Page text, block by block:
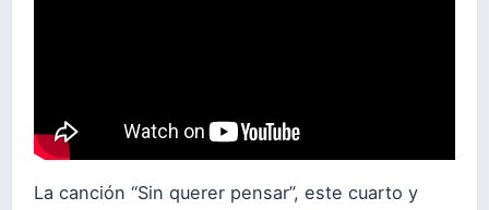
La canción “Sin querer pensar”, este cuarto y